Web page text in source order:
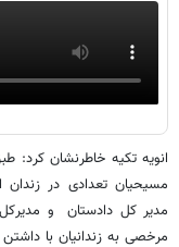
انویه تکیه خاطرنشان کرد:
مسیحیان تعدادی در زندان
مدیر کل دادستان و
مرخصی به زندانیان با داشتن